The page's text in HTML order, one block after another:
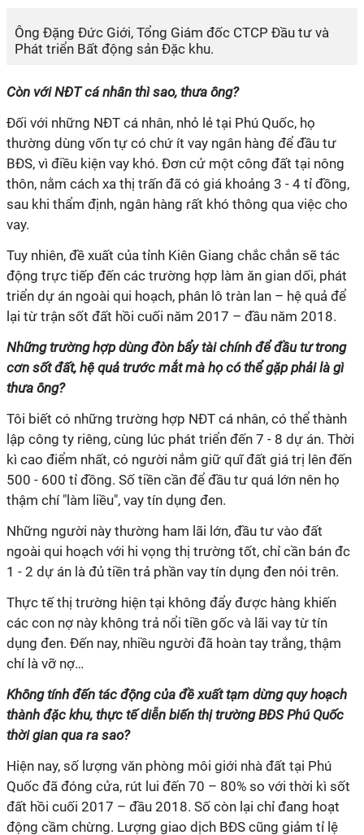
Ông Đặng Đức Giới, Tổng Giám đốc CTCP Đầu tư và
Phát triển Bất động sản Đặc khu.
Còn với NĐT cá nhân thì sao, thưa ông?
Đối với những NĐT cá nhân, nhỏ lẻ tại Phú Quốc, họ
thường dùng vốn tự có chứ ít vay ngân hàng để đầu tư
BĐS, vì điều kiện vay khó. Đơn cử một công đất tại nông
thôn, nằm cách xa thị trấn đã có giá khoảng 3 - 4 tỉ đồng,
sau khi thẩm định, ngân hàng rất khó thông qua việc cho
vay.
Tuy nhiên, đề xuất của tỉnh Kiên Giang chắc chắn sẽ tác
động trực tiếp đến các trường hợp làm ăn gian dối, phát
triển dự án ngoài qui hoạch, phân lô tràn lan – hệ quả để
lại từ trận sốt đất hồi cuối năm 2017 – đầu năm 2018.
Những trường hợp dùng đòn bẩy tài chính để đầu tư trong
cơn sốt đất, hệ quả trước mắt mà họ có thể gặp phải là gì
thưa ông?
Tôi biết có những trường hợp NĐT cá nhân, có thể thành
lập công ty riêng, cùng lúc phát triển đến 7 - 8 dự án. Thời
kì cao điểm nhất, có người nắm giữ quĩ đất giá trị lên đến
500 - 600 tỉ đồng. Số tiền cần để đầu tư quá lớn nên họ
thậm chí "làm liều", vay tín dụng đen.
Những người này thường ham lãi lớn, đầu tư vào đất
ngoài qui hoạch với hi vọng thị trường tốt, chỉ cần bán đc
1 - 2 dự án là đủ tiền trả phần vay tín dụng đen nói trên.
Thực tế thị trường hiện tại không đẩy được hàng khiến
các con nợ này không trả nổi tiền gốc và lãi vay từ tín
dụng đen. Đến nay, nhiều người đã hoàn tay trắng, thậm
chí là vỡ nợ…
Không tính đến tác động của đề xuất tạm dừng quy hoạch
thành đặc khu, thực tế diễn biến thị trường BĐS Phú Quốc
thời gian qua ra sao?
Hiện nay, số lượng văn phòng môi giới nhà đất tại Phú
Quốc đã đóng cửa, rút lui đến 70 – 80% so với thời kì sốt
đất hồi cuối 2017 – đầu 2018. Số còn lại chỉ đang hoạt
động cầm chừng. Lượng giao dịch BĐS cũng giảm tỉ lệ